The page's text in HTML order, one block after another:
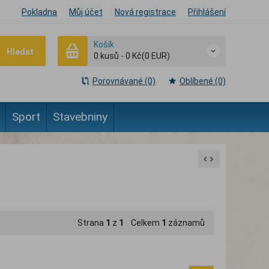
Pokladna Můj účet Nová registrace Přihlášení
Hledat
Košík
0 kusů - 0 Kč(0 EUR)
Porovnávané (0) Oblíbené (0)
Sport Stavebniny
Strana 1 z 1 Celkem 1 záznamů